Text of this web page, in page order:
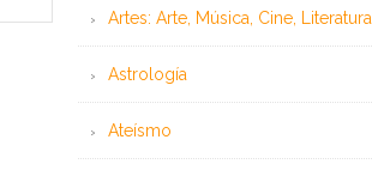
Artes: Arte, Música, Cine, Literatura
Astrología
Ateísmo